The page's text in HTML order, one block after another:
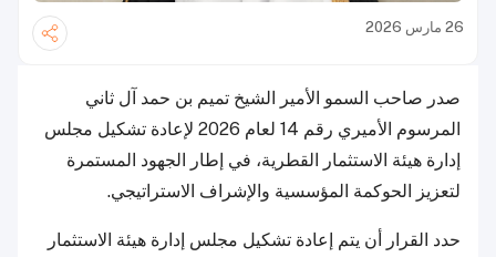
26 مارس 2026
صدر صاحب السمو الأمير الشيخ تميم بن حمد آل ثاني
المرسوم الأميري رقم 14 لعام 2026 لإعادة تشكيل مجلس
إدارة هيئة الاستثمار القطرية، في إطار الجهود المستمرة
لتعزيز الحوكمة المؤسسية والإشراف الاستراتيجي.
حدد القرار أن يتم إعادة تشكيل مجلس إدارة هيئة الاستثمار